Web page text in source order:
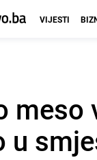
VIJESTI
meso
u